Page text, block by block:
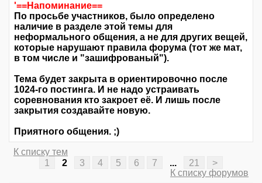
'==Напоминание==
По просьбе участников, было определено
наличие в разделе этой темы для
неформального общения, а не для других вещей,
которые нарушают правила форума (тот же мат,
в том числе и "зашифрованый").
Тема будет закрыта в ориентировочно после
1024-го постинга. И не надо устраивать
соревнования кто закроет её. И лишь после
закрытия создавайте новую.
Приятного общения. ;)
К списку тем
1
2 3 4 5 6 7 21
>
К списку форумов